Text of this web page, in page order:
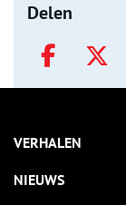
Delen
VERHALEN
NIEUWS